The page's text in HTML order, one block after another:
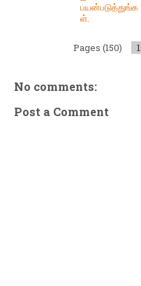
பயன்படுத்துங்க
ள்.
Pages (150) 1
No comments:
Post a Comment